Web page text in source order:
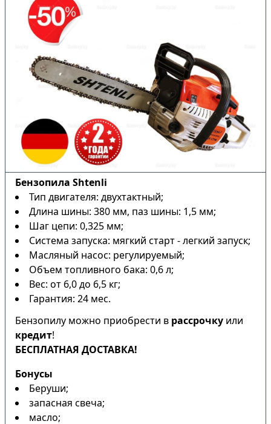
Бензопила Shtenli
Тип двигателя: двухтактный;
Длина шины: 380 мм, паз шины: 1,5 мм;
Шаг цепи: 0,325 мм;
Система запуска: мягкий старт - легкий запуск;
Масляный насос: регулируемый;
Объем топливного бака: 0,6 л;
Вес: от 6,0 до 6,5 кг;
Гарантия: 24 мес.
Бензопилу можно приобрести в рассрочку или
кредит!
БЕСПЛАТНАЯ ДОСТАВКА!
Бонусы
Беруши;
запасная свеча;
масло;